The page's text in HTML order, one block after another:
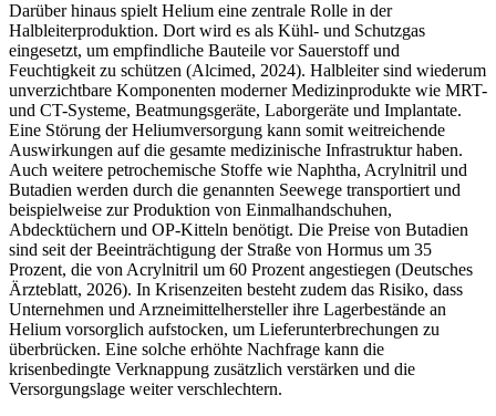
Darüber hinaus spielt Helium eine zentrale Rolle in der
Halbleiterproduktion. Dort wird es als Kühl- und Schutzgas
eingesetzt, um empfindliche Bauteile vor Sauerstoff und
Feuchtigkeit zu schützen (Alcimed, 2024). Halbleiter sind wiederum
unverzichtbare Komponenten moderner Medizinprodukte wie MRT-
und CT-Systeme, Beatmungsgeräte, Laborgeräte und Implantate.
Eine Störung der Heliumversorgung kann somit weitreichende
Auswirkungen auf die gesamte medizinische Infrastruktur haben.
Auch weitere petrochemische Stoffe wie Naphtha, Acrylnitril und
Butadien werden durch die genannten Seewege transportiert und
beispielweise zur Produktion von Einmalhandschuhen,
Abdecktüchern und OP-Kitteln benötigt. Die Preise von Butadien
sind seit der Beeinträchtigung der Straße von Hormus um 35
Prozent, die von Acrylnitril um 60 Prozent angestiegen (Deutsches
Ärzteblatt, 2026). In Krisenzeiten besteht zudem das Risiko, dass
Unternehmen und Arzneimittelhersteller ihre Lagerbestände an
Helium vorsorglich aufstocken, um Lieferunterbrechungen zu
überbrücken. Eine solche erhöhte Nachfrage kann die
krisenbedingte Verknappung zusätzlich verstärken und die
Versorgungslage weiter verschlechtern.